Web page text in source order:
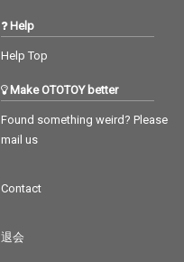
Help
Help Top
Make OTOTOY better
Found something weird? Please
mail us
Contact
退会